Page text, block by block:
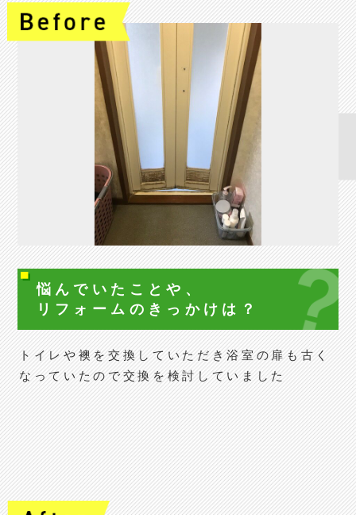
悩んでいたことや、
リフォームの きっかけは？
トイレや襖を交換していただき浴室の扉も古く
なっていたので交換を検討していました